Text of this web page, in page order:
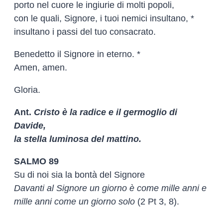
porto nel cuore le ingiurie di molti popoli,
con le quali, Signore, i tuoi nemici insultano, *
insultano i passi del tuo consacrato.
Benedetto il Signore in eterno. *
Amen, amen.
Gloria.
Ant. Cristo è la radice e il germoglio di
Davide,
la stella luminosa del mattino.
SALMO 89
Su di noi sia la bontà del Signore
Davanti al Signore un giorno è come mille anni e
mille anni come un giorno solo (2 Pt 3, 8).